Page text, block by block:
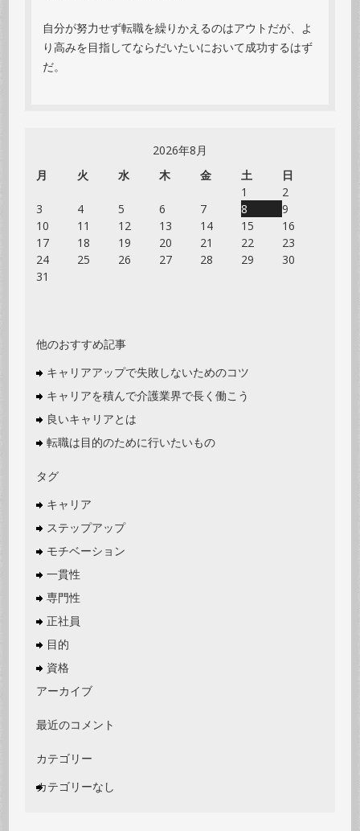
自分が努力せず転職を繰りかえるのはアウトだが、よ
り高みを目指してならだいたいにおいて成功するはず
だ。
2026年8月
月
火 水 木 金 土
日
1
2
3
4 5 6 7 8
9
10
11 12 13 14 15
16
17
18 19 20 21 22
23
24
25 26 27 28 29
30
31
他のおすすめ記事
キャリアアップで失敗しないためのコツ
キャリアを積んで介護業界で長く働こう
良いキャリアとは
転職は目的のために行いたいもの
タグ
キャリア
ステップアップ
モチベーション
一貫性
専門性
正社員
目的
資格
アーカイブ
最近のコメント
カテゴリー
カテゴリーなし